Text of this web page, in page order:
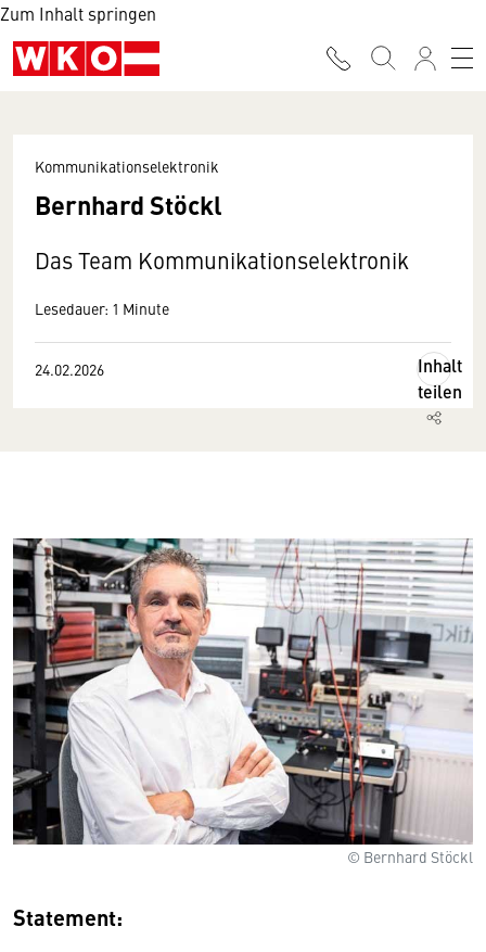
Zum Inhalt springen
Kommunikationselektronik
Bernhard Stöckl
Das Team Kommunikationselektronik
Lesedauer: 1 Minute
24.02.2026
Inhalt
teilen
© Bernhard Stöckl
Statement: